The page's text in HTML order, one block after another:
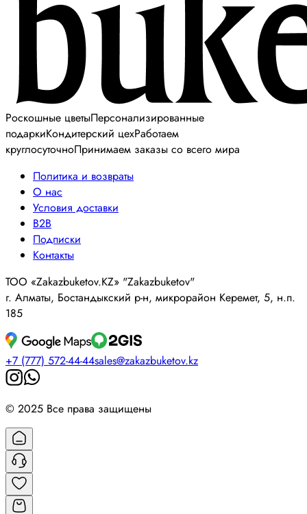
Роскошные цветыПерсонализированные
подаркиКондитерский цехРаботаем
круглосуточноПринимаем заказы со всего мира
Политика и возвраты
О нас
Условия доставки
B2B
Подписки
Контакты
ТОО «Zakazbuketov.KZ» "Zakazbuketov"
г. Алматы, Бостандыкский р-н, микрорайон Керемет, 5, н.п.
185
+7 (777) 572-44-44sales@zakazbuketov.kz
© 2025 Все права защищены